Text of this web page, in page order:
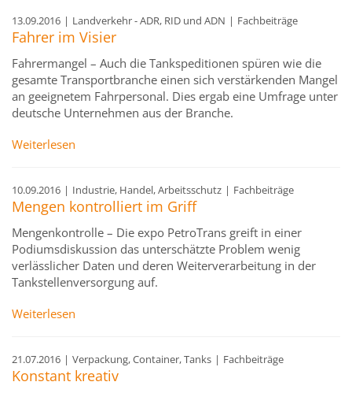
13.09.2016 | Landverkehr - ADR, RID und ADN | Fachbeiträge
Fahrer im Visier
Fahrermangel – Auch die Tankspeditionen spüren wie die
gesamte Transportbranche einen sich verstärkenden Mangel
an geeignetem Fahrpersonal. Dies ergab eine Umfrage unter
deutsche Unternehmen aus der Branche.
Weiterlesen
10.09.2016 | Industrie, Handel, Arbeitsschutz | Fachbeiträge
Mengen kontrolliert im Griff
Mengenkontrolle – Die expo PetroTrans greift in einer
Podiumsdiskussion das unterschätzte Problem wenig
verlässlicher Daten und deren Weiterverarbeitung in der
Tankstellenversorgung auf.
Weiterlesen
21.07.2016 | Verpackung, Container, Tanks | Fachbeiträge
Konstant kreativ